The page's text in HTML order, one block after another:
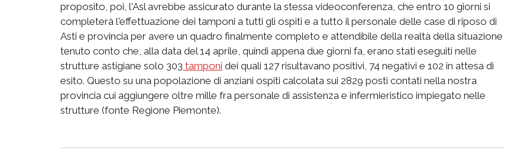
proposito, poi, l'Asl avrebbe assicurato durante la stessa videoconferenza, che entro 10 giorni si
completerà l'effettuazione dei tamponi a tutti gli ospiti e a tutto il personale delle case di riposo di
Asti e provincia per avere un quadro finalmente completo e attendibile della realtà della situazione
tenuto conto che, alla data del 14 aprile, quindi appena due giorni fa, erano stati eseguiti nelle
strutture astigiane solo 303 tamponi dei quali 127 risultavano positivi, 74 negativi e 102 in attesa di
esito. Questo su una popolazione di anziani ospiti calcolata sui 2829 posti contati nella nostra
provincia cui aggiungere oltre mille fra personale di assistenza e infermieristico impiegato nelle
strutture (fonte Regione Piemonte).